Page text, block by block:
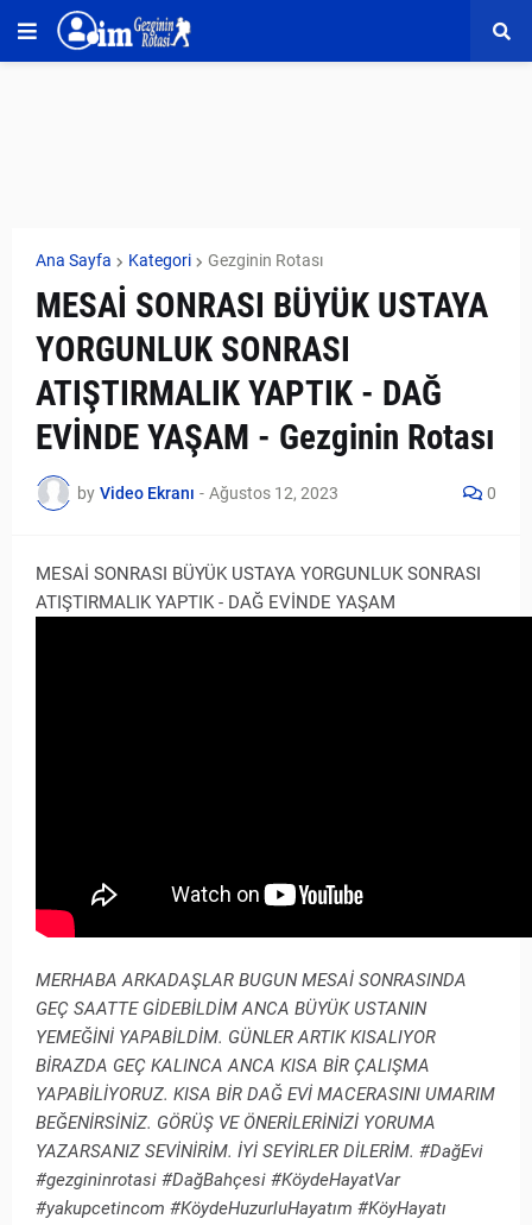
Ana Sayfa Kategori Gezginin Rotası
MESAİ SONRASI BÜYÜK USTAYA
YORGUNLUK SONRASI
ATIŞTIRMALIK YAPTIK - DAĞ
EVİNDE YAŞAM - Gezginin Rotası
by Video Ekranı - Ağustos 12, 2023 0
MESAİ SONRASI BÜYÜK USTAYA YORGUNLUK SONRASI
ATIŞTIRMALIK YAPTIK - DAĞ EVİNDE YAŞAM
MERHABA ARKADAŞLAR BUGUN MESAİ SONRASINDA
GEÇ SAATTE GİDEBİLDİM ANCA BÜYÜK USTANIN
YEMEĞİNİ YAPABİLDİM. GÜNLER ARTIK KISALIYOR
BİRAZDA GEÇ KALINCA ANCA KISA BİR ÇALIŞMA
YAPABİLİYORUZ. KISA BİR DAĞ EVİ MACERASINI UMARIM
BEĞENİRSİNİZ. GÖRÜŞ VE ÖNERİLERİNİZİ YORUMA
YAZARSANIZ SEVİNİRİM. İYİ SEYİRLER DİLERİM. #DağEvi
#gezgininrotasi #DağBahçesi #KöydeHayatVar
#yakupcetincom #KöydeHuzurluHayatım #KöyHayatı